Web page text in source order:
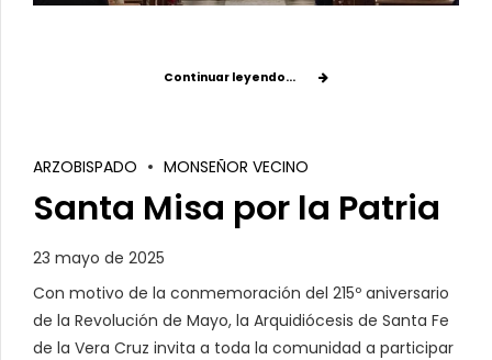
Continuar leyendo...
ARZOBISPADO MONSEÑOR VECINO
Santa Misa por la Patria
23 mayo de 2025
Con motivo de la conmemoración del 215º aniversario
de la Revolución de Mayo, la Arquidiócesis de Santa Fe
de la Vera Cruz invita a toda la comunidad a participar